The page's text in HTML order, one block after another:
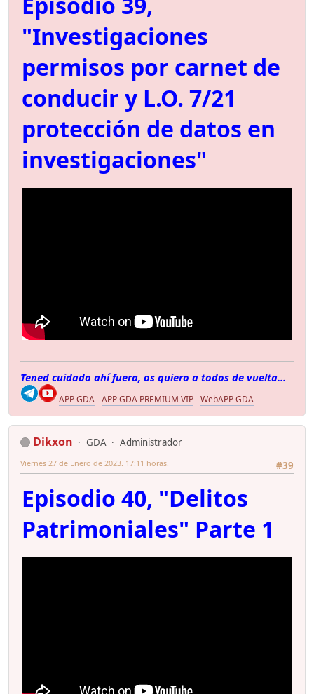
"Investigaciones
permisos por carnet de
conducir y L.O. 7/21
protección de datos en
investigaciones"
Tened cuidado ahí fuera, os quiero a todos de vuelta...
APP GDA-APP GDA PREMIUM VIP-WebAPP GDA
Dikxon GDA
Administrador
#39
Viernes 27 de Enero de 2023. 17:11 horas.
Episodio 40, "Delitos
Patrimoniales" Parte 1